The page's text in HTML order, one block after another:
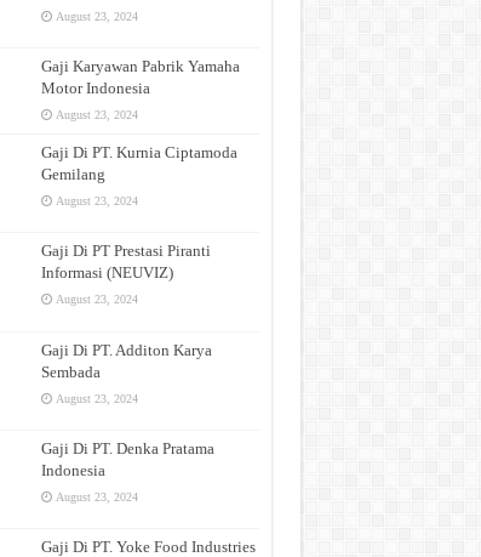
August 23, 2024
Gaji Karyawan Pabrik Yamaha
Motor Indonesia
August 23, 2024
Gaji Di PT. Kurnia Ciptamoda
Gemilang
August 23, 2024
Gaji Di PT Prestasi Piranti
Informasi (NEUVIZ)
August 23, 2024
Gaji Di PT. Additon Karya
Sembada
August 23, 2024
Gaji Di PT. Denka Pratama
Indonesia
August 23, 2024
Gaji Di PT. Yoke Food Industries